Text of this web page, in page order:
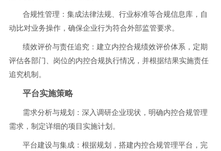
合规性管理：集成法律法规、行业标准等合规信息库，自
动比对业务操作，确保企业行为符合外部监管要求。
绩效评价与责任追究：建立内控合规绩效评价体系，定期
评估各部门、岗位的内控合规执行情况，并根据结果实施责任
追究机制。
平台实施策略
需求分析与规划：深入调研企业现状，明确内控合规管理
需求，制定详细的项目实施计划。
平台建设与集成：根据规划，搭建内控合规管理平台，完